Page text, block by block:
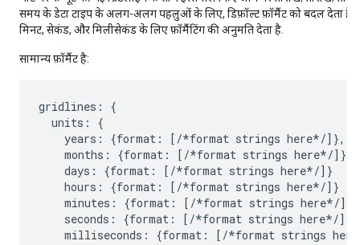
समय के डेटा टाइप के अलग-अलग पहलुओं के लिए, डिफ़ॉल्ट फ़ॉर्मैट को बदल देता है.
मिनट, सेकंड, और मिलीसेकंड के लिए फ़ॉर्मैटिंग की अनुमति देता है.
सामान्य फ़ॉर्मैट है:
gridlines: {
  units: {
    years: {format: [/*format strings here*/]},
    months: {format: [/*format strings here*/]},
    days: {format: [/*format strings here*/]}
    hours: {format: [/*format strings here*/]}
    minutes: {format: [/*format strings here*/]}
    seconds: {format: [/*format strings here*/]},
milliseconds: {format: [/*format strings